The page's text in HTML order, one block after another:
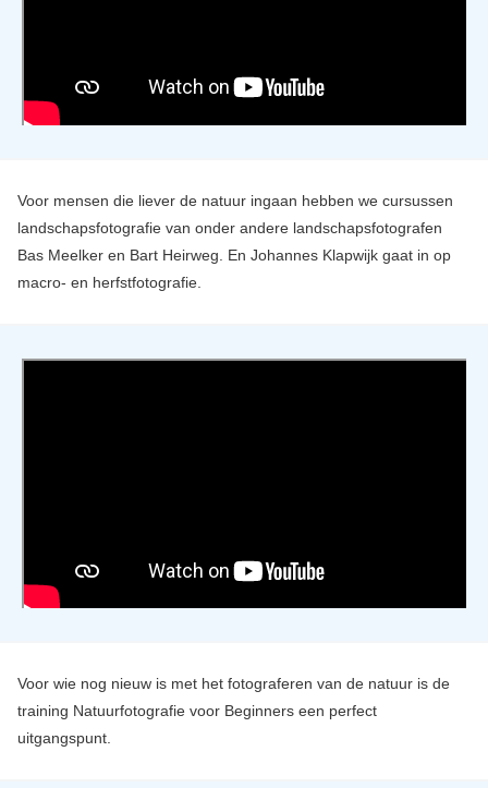
Voor mensen die liever de natuur ingaan hebben we cursussen
landschapsfotografie van onder andere landschapsfotografen
Bas Meelker en Bart Heirweg. En Johannes Klapwijk gaat in op
macro- en herfstfotografie.
Voor wie nog nieuw is met het fotograferen van de natuur is de
training Natuurfotografie voor Beginners een perfect
uitgangspunt.